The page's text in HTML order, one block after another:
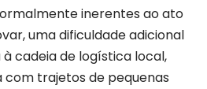
inerentes ao ato
uma dificuldade adicional
cadeia de logística local,
trajetos de pequenas